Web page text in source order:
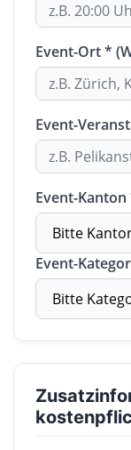
Event-Ort *
Event-
Event-Kanton
Event-